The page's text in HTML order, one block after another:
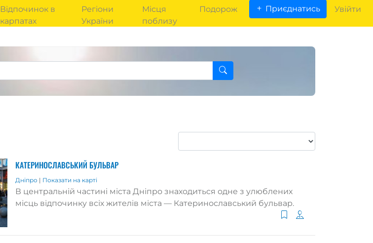
Відпочинок в
карпатах
Регіони
України
Місця
поблизу
Подорож Приєднатись Увійти
КАТЕРИНОСЛАВСЬКИЙ БУЛЬВАР
Дніпро | Показати на карті
В центральній частині міста Дніпро знаходиться одне з улюблених
місць відпочинку всіх жителів міста — Катеринославський бульвар.